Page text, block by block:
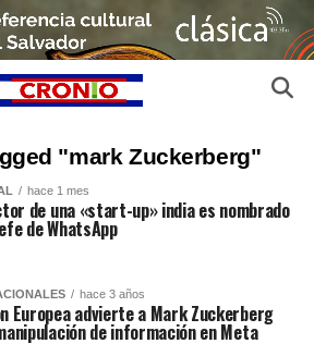
"mark Zuckerberg"
hace 1 mes
de una «start-up» india es nombrado
de WhatsApp
hace 3 años
Europea advierte a Mark Zuckerberg
de información en Meta